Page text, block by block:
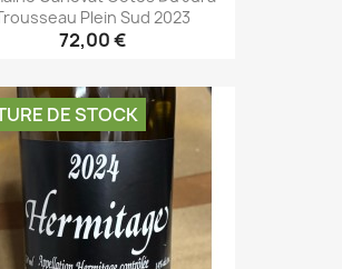
Plein Sud 2023
72,00 €
DE STOCK